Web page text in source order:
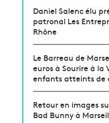
Daniel Salenc élu
patronal Les
Rhône
Le Barreau de
euros à Sourire à la
enfants atteints de
Retour en images
Bad Bunny à